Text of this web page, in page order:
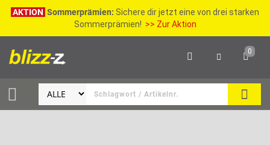
AKTION Sommerprämien: Sichere dir jetzt eine von drei starken
Sommerprämien! >> Zur Aktion
0